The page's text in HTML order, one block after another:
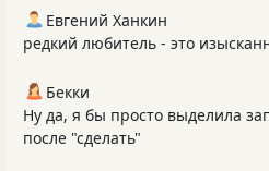
Евгений Ханкин
редкий любитель - это
Бекки
Ну да, я бы просто выделила
после "сделать"